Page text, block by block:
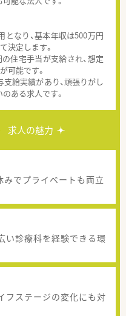
なり、基本年収は500万円
決定します。
住宅手当が支給され、想定
可能です。
給実績があり、頑張りがし
ある求人です。
求人の魅力
でプライベートも両立
い診療科を経験できる環
フステージの変化にも対